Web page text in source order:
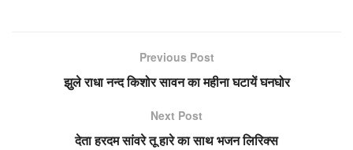
Previous Post
झुले राधा नन्द किशोर सावन का महीना घटायें घनघोर
Next Post
देता हरदम सांवरे तू हारे का साथ भजन लिरिक्स